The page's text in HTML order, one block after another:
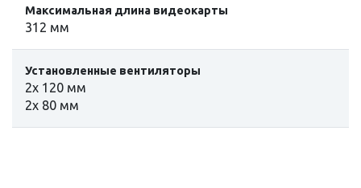
Максимальная длина видеокарты
312 мм
Установленные вентиляторы
2x 120 мм
2x 80 мм